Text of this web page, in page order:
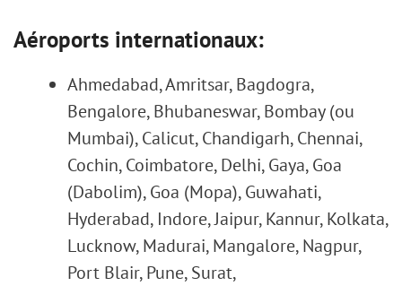
Aéroports internationaux:
Ahmedabad, Amritsar, Bagdogra,
Bengalore, Bhubaneswar, Bombay (ou
Mumbai), Calicut, Chandigarh, Chennai,
Cochin, Coimbatore, Delhi, Gaya, Goa
(Dabolim), Goa (Mopa), Guwahati,
Hyderabad, Indore, Jaipur, Kannur, Kolkata,
Lucknow, Madurai, Mangalore, Nagpur,
Port Blair, Pune, Surat,